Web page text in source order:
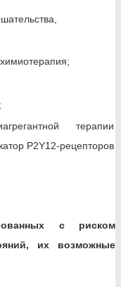
терапии
P2Y12-рецепторов
с риском
их возможные